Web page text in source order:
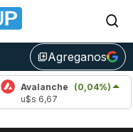
library_addAgreganos
Avalanche
(0,04%)
u$s 6,67